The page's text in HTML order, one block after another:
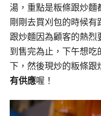
湯，重點是粄條跟炒麵
剛剛去買刈包的時候
跟炒麵因為顧客的熱烈
到售完為止，下午想
下，然後現炒的粄條跟
有供應喔！